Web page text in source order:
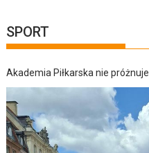
SPORT
Akademia Piłkarska nie próżnuje